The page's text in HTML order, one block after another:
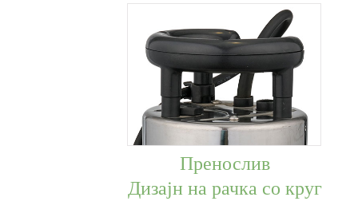
Пренослив
Дизајн на рачка со круг